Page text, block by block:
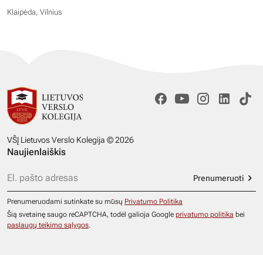
Klaipėda, Vilnius
VŠĮ Lietuvos Verslo Kolegija © 2026
Naujienlaiškis
Prenumeruoti
Prenumeruodami sutinkate su mūsų Privatumo Politika
Šią svetainę saugo reCAPTCHA, todėl galioja Google privatumo politika bei
paslaugų teikimo sąlygos.